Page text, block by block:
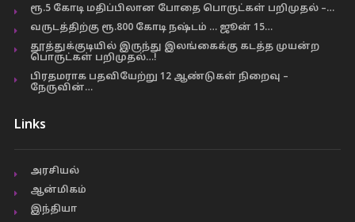
ரூ.5 கோடி மதிப்பிலான போதை பொருட்கள் பறிமுதல் –…
வருடத்திற்கு ரூ.800 கோடி நஷ்டம் … ஜூன் 15…
தூத்துக்குடியில் இருந்து இலங்கைக்கு கடத்த முயன்ற
பொருட்கள் பறிமுதல்…!
பிரதமராக பதவியேற்று 12 ஆண்டுகள் நிறைவு –
நேருவின்…
Links
அரசியல்
ஆன்மிகம்
இந்தியா